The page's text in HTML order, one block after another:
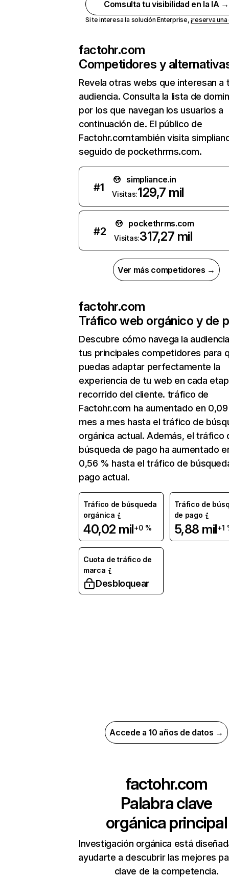
Comsulta tu visibilidad en la IA →
Si te interesa la solución Enterprise,¡reserva
factohr.com
Competidores y
Revela otras webs que interesan a
audiencia. Consulta la lista de
por los que navegan los usuarios a
continuación de. El público de
Factohr.comtambién visita
seguido de pockethrms.com.
#1
simpliance.in
Visitas:129,7 mil
#2
pockethrms.com
Visitas:317,27 mil
Ver más competidores →
factohr.com
Tráfico web orgánico y de
Descubre cómo navega la
tus principales competidores para
puedas adaptar perfectamente la
experiencia de tu web en cada
recorrido del cliente. tráfico de
Factohr.com ha aumentado en
mes a mes hasta el tráfico de
orgánica actual. Además, el tráfico
búsqueda de pago ha aumentado
0,56 % hasta el tráfico de
pago actual.
Tráfico de búsqueda
orgánica
40,02 mil+0 %
Tráfico de
de pago
5,88 mil+1
Cuota de tráfico de
marca
Desbloquear
Accede a 10 años de datos →
factohr.com
Palabra clave
orgánica principal
Investigación orgánica está
ayudarte a descubrir las mejores
clave de la competencia.